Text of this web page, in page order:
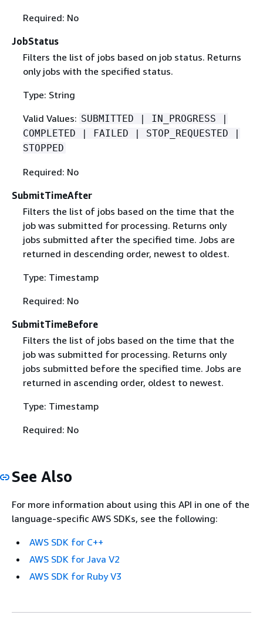
Required: No
JobStatus
Filters the list of jobs based on job status. Returns
only jobs with the specified status.
Type: String
Valid Values: SUBMITTED | IN_PROGRESS |
COMPLETED | FAILED | STOP_REQUESTED |
STOPPED
Required: No
SubmitTimeAfter
Filters the list of jobs based on the time that the
job was submitted for processing. Returns only
jobs submitted after the specified time. Jobs are
returned in descending order, newest to oldest.
Type: Timestamp
Required: No
SubmitTimeBefore
Filters the list of jobs based on the time that the
job was submitted for processing. Returns only
jobs submitted before the specified time. Jobs are
returned in ascending order, oldest to newest.
Type: Timestamp
Required: No
See Also
For more information about using this API in one of the
language-specific AWS SDKs, see the following:
AWS SDK for C++
AWS SDK for Java V2
AWS SDK for Ruby V3